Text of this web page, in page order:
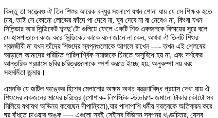
কিন্তু তা সত্ত্বেও ঐ তিন শিশুর আরেক বন্ধুর সংলাপে যখন শোনা যায় যে সে শিক্ষক হতে
চায়, তাই সে কোনো লোভের ফাঁদে পা দেবে না, ঘুষ দেবে না বা নেবেও না, কিংবা যখন
সিলিন্ডার আর সিন্ডিকেট শব্দদু’টো গুলিয়ে ফেলে একটি শিশু একজনকে বিস্ময়ের সুরে বলে
যে হাসপাতালে কাজ করে সিন্ডিকেট কাকে বলে জানে না কেন, অথবা ঐ তিনটি শিশুর
শ্রমজীবী মা যখন তাঁদের শিশুদের স্বপ্নগুলোকে আগলে রাখেন —- তখন এই শ্লেষের
আড়ালে আমাদের পরিচিত পারিপার্শ্বিক সমাজকে চিনতে অসুবিধে হয় না, এবং দর্শকের
আন্তরিক প্রয়াসে ছবির চরিত্রগুলোকে স্পর্শ করতে ইচ্ছে হয়, অনুকম্পা নয় বরং
সহমর্মিতা জন্মায়।
এমনকি যে জটিল অঙ্কের হিশেব মেলানোর অক্ষম অথচ যন্ত্রণাবিদ্ধ প্রয়াস দেখা যায় ঐ
শিশুদের একজনের মাযের চরিত্রে (পোশাক- লিপস্টিক -উচ্চারণ- জমানো টাকার কৌটো সব
মিলিয়ে যথাযথ অভিনয় করেছেন দীপান্বিতা),যার পাশাপাশি ধর্মীয় দূরত্বকে অতিক্রম করে
ঘর বাঁধতে চাওয়ার অঙ্ক —- এগুলো সবই সেইসব বিভিন্ন স্বপ্নর খণ্ডচিত্র, যেসব